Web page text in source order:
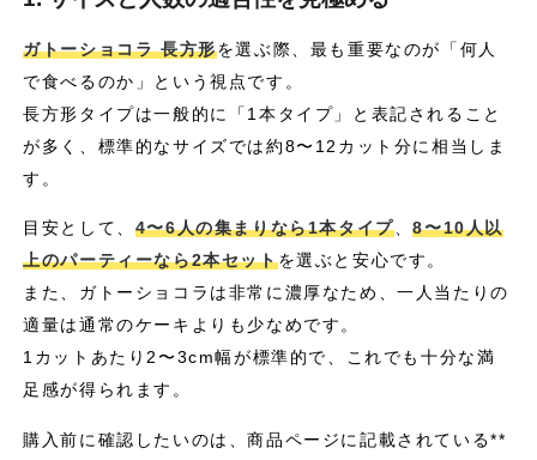
ガトーショコラ 長方形を選ぶ際、最も重要なのが「何人
で食べるのか」という視点です。
長方形タイプは一般的に「1本タイプ」と表記されること
が多く、標準的なサイズでは約8〜12カット分に相当しま
す。
目安として、 4〜6人の集まりなら1本タイプ、8〜10人以
上のパーティーなら2本セットを選ぶと安心です。
また、ガトーショコラは非常に濃厚なため、一人当たりの
適量は通常のケーキよりも少なめです。
1カットあたり2〜3cm幅が標準的で、これでも十分な満
足感が得られます。
購入前に確認したいのは、商品ページに記載されている**